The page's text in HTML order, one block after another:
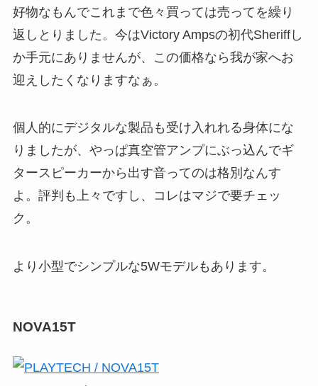
好物なもんでこれまで色々買っては売ってを繰り
返しとりました。今はVictory Ampsの初代Sheriffし
か手元にありませんが、この価格なら我が家へお
迎えしたくなりますなぁ。
個人的にデジタルな製品も受け入れれる身体にな
りましたが、やっぱ真空管アンプにぶっ込んでギ
タースピーカーから出す音ってのは格別なんす
よ。評判も上々ですし、コレはマジで要チェッ
ク。
より小型でシンプルな5Wモデルもあります。
NOVA15T